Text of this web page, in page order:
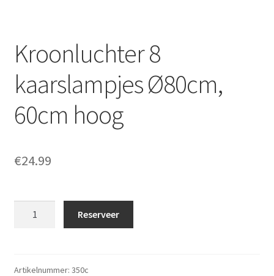
Kroonluchter 8
kaarslampjes Ø80cm,
60cm hoog
€24.99
60cm
Reserveer
Artikelnummer: 350c